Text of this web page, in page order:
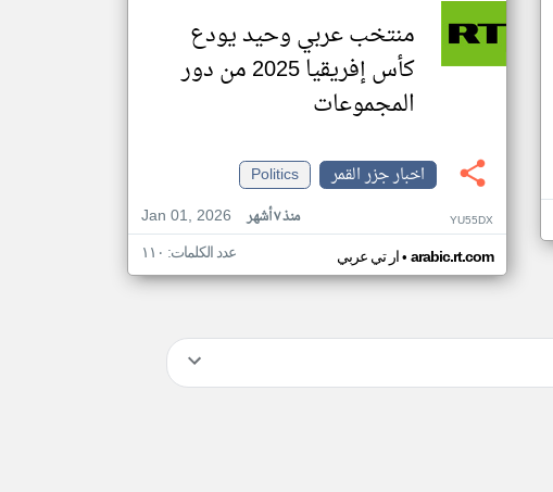
منتخب عربي وحيد يودع
كأس إفريقيا 2025 من دور
المجموعات
اخبار جزر القمر
Politics
Jan 01, 2026
منذ ٧ أشهر YU55DX
ار تي عربي• arabic.rt.com عدد الكلمات: ١١٠